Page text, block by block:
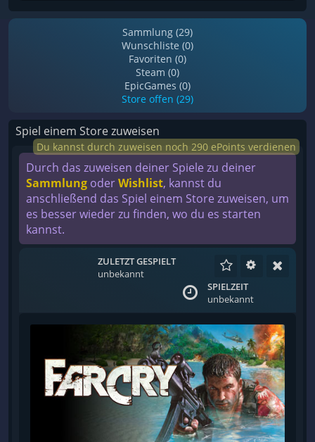
Sammlung (29)
Wunschliste (0)
Favoriten (0)
Steam (0)
EpicGames (0)
Store offen (29)
Spiel einem Store zuweisen
Du kannst durch zuweisen noch 290 ePoints verdienen
Durch das zuweisen deiner Spiele zu deiner
Sammlung oderWishlist, kannst du
anschließend das Spiel einem Store zuweisen, um
es besser wieder zu finden, wo du es starten
kannst.
ZULETZT GESPIELT
unbekannt
SPIELZEIT
unbekannt